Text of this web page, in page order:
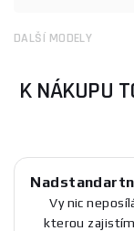
DALŠÍ MODELY
K NÁKUPU
Vy nic
kterou